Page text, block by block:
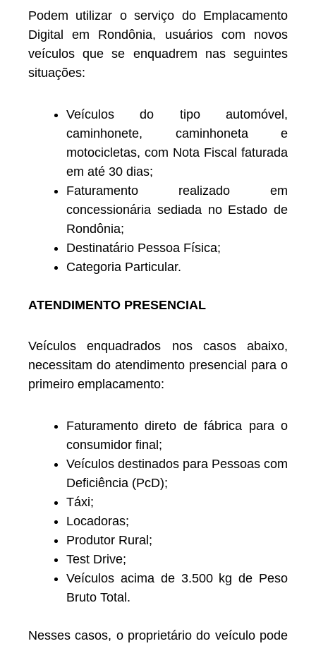
Podem utilizar o serviço do Emplacamento
Digital em Rondônia, usuários com novos
veículos que se enquadrem nas seguintes
situações:
Veículos do tipo automóvel,
caminhonete, caminhoneta e
motocicletas, com Nota Fiscal faturada
em até 30 dias;
Faturamento realizado em
concessionária sediada no Estado de
Rondônia;
Destinatário Pessoa Física;
Categoria Particular.
ATENDIMENTO PRESENCIAL
Veículos enquadrados nos casos abaixo,
necessitam do atendimento presencial para o
primeiro emplacamento:
Faturamento direto de fábrica para o
consumidor final;
Veículos destinados para Pessoas com
Deficiência (PcD);
Táxi;
Locadoras;
Produtor Rural;
Test Drive;
Veículos acima de 3.500 kg de Peso
Bruto Total.
Nesses casos, o proprietário do veículo pode